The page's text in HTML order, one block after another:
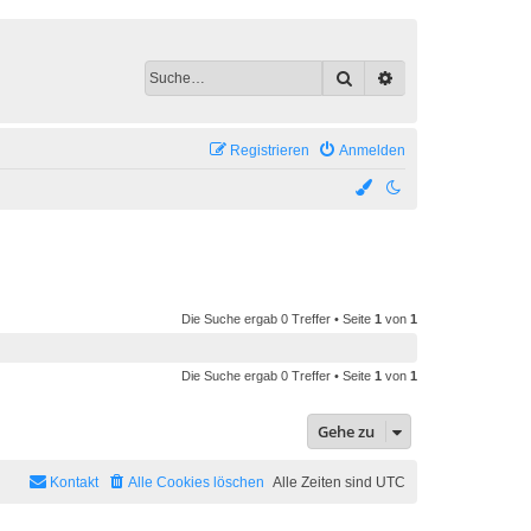
Suche
Anmelden
Registrieren
Die Suche ergab 0 Treffer • Seite 1 von 1
Die Suche ergab 0 Treffer • Seite 1 von 1
Gehe zu
Alle Zeiten sind UTC
Alle Cookies löschen
Kontakt